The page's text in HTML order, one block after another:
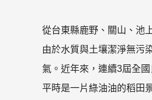
從台東縣鹿野、關山、池
由於水質與土壤潔淨無污
氣。近年來，連續3屆全
平時是一片綠油油的稻田